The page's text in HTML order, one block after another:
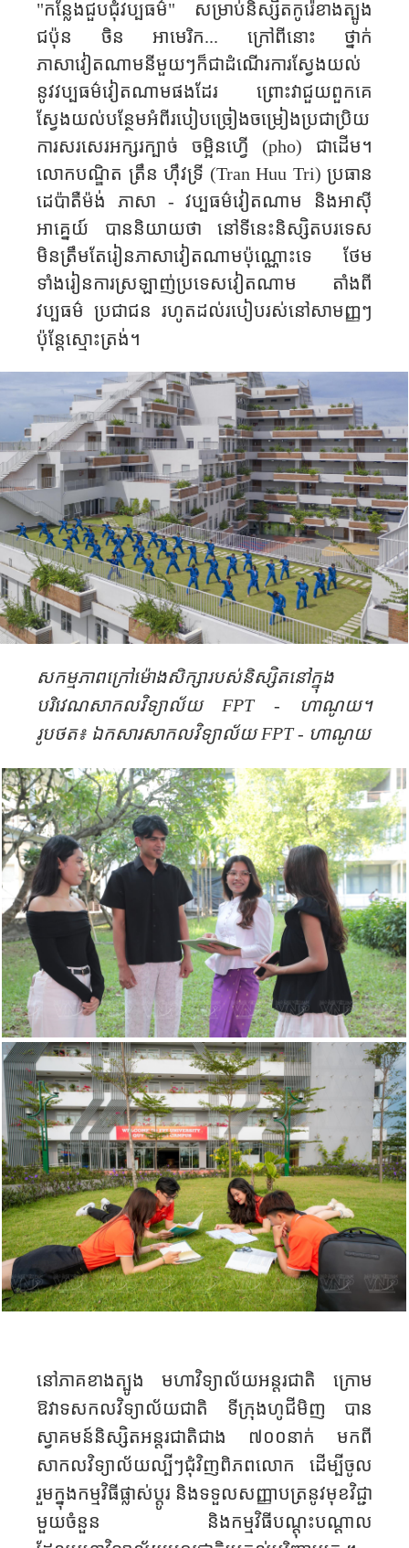
"កន្លែងជួបជុំវប្បធម៌" សម្រាប់និស្សិតកូរ៉េខាងត្បូង
ជប៉ុន ចិន ​អាមេរិក​... ក្រៅពីនោះ ថ្នាក់
ភាសាវៀតណាម​នីមួយៗក៏ជាដំណើរ​ការស្វែងយល់
នូវវប្បធម៌វៀតណាមផងដែរ ព្រោះវាជួយពួកគេ
ស្វែងយល់បន្ថែមអំពីរបៀបច្រៀងចម្រៀងប្រជាប្រិយ
ការសរសេរអក្សរក្បាច់ ចម្អិនហ្វើ (pho) ជាដើម។
លោកបណ្ឌិត ត្រឹន​ ហ៊ឹវ​ទ្រី (Tran Huu Tri) ប្រធាន
ដេប៉ាតឺម៉ង់ ភាសា - វប្បធម៌វៀត​ណាម​ និងអាស៊ី
អាគ្នេយ៍ បាននិយាយថា នៅទីនេះនិស្សិតបរទេស
មិនត្រឹមតែរៀនភាសាវៀតណាមប៉ុណ្ណោះទេ ថែម
ទាំងរៀនការស្រឡាញ់ប្រទេសវៀតណាម តាំងពី
វប្បធម៌ ប្រជាជន រហូតដល់របៀបរស់នៅសាមញ្ញៗ
ប៉ុន្តែស្មោះត្រង់។
សកម្មភាពក្រៅម៉ោងសិក្សារបស់និស្សិតនៅក្នុង
បរិវេណសាកលវិទ្យាល័យ FPT - ហាណូយ។
រូបថត៖ ឯកសារសាកលវិទ្យាល័យFPT - ហាណូយ
នៅភាគខាងត្បូង មហាវិទ្យាល័យអន្តរជាតិ ក្រោម
ឱវាទសកលវិទ្យាល័យជាតិ ទីក្រុង​ហូជីមិញ
បាន
ស្វាគមន៍និស្សិតអន្តរជាតិជាង ៧០០នាក់ មកពី
សាកលវិទ្យាល័យល្បីៗជុំវិញពិភពលោក ដើម្បីចូល
រួមក្នុងកម្មវិធីផ្លាស់ប្តូរ និងទទួលសញ្ញាបត្រនូវ​មុខវិជ្ជា
មួយចំនួន និងកម្មវិធីបណ្តុះបណ្តាល